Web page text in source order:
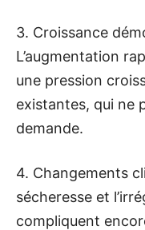
3. Croissance
L’augmentation
une pression
existantes, qui ne
demande.
4. Changements
sécheresse et
compliquent